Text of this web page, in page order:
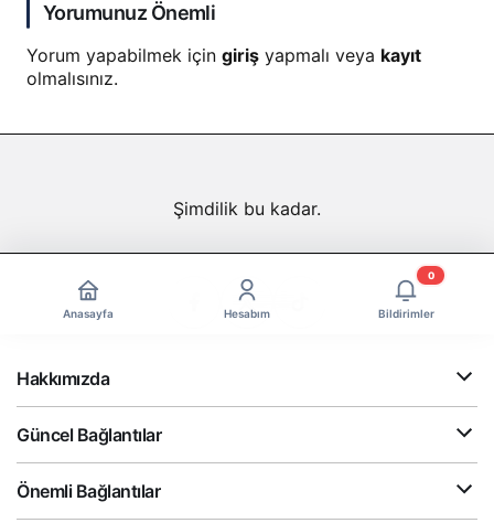
Yorumunuz Önemli
Yorum yapabilmek için giriş yapmalı veya kayıt
olmalısınız.
Şimdilik bu kadar.
Anasayfa Hesabım Bildirimler
0
Hakkımızda
Güncel Bağlantılar
Önemli Bağlantılar